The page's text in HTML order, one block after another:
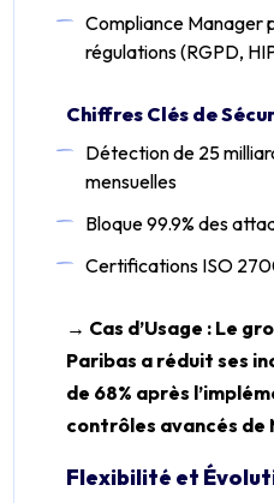
Compliance Manager
régulations (RGPD,
Chiffres Clés de
Détection de 25
mensuelles
Bloque 99.9% des
Certifications ISO
→ Cas d’Usage : Le
Paribas a réduit ses
de 68% après
contrôles avancés de
Flexibilité et